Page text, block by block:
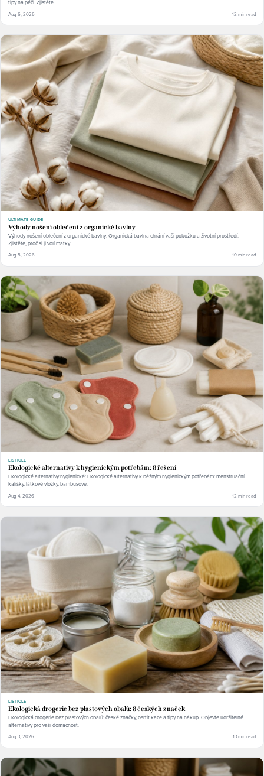
tipy na péči. Zjistěte.
Aug 6, 2026 12 min read
ULTIMATE-GUIDE
Výhody nošení oblečení z organické bavlny
Výhody nošení oblečení z organické bavlny: Organická bavlna chrání vaši pokožku a životní prostředí.
Zjistěte, proč si ji volí matky.
Aug 5, 2026 10 min read
LISTICLE
Ekologické alternativy k hygienickým potřebám: 8 řešení
Ekologické alternativy hygienické: Ekologické alternativy k běžným hygienickým potřebám: menstruační
kalíšky, látkové vložky, bambusové.
Aug 4, 2026 12 min read
LISTICLE
Ekologická drogerie bez plastových obalů: 8 českých značek
Ekologická drogerie bez plastových obalů: české značky, certifikace a tipy na nákup. Objevte udržitelné
alternativy pro vaši domácnost.
Aug 3, 2026 13 min read